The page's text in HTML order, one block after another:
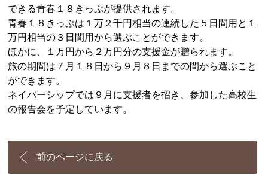
できる青春１８きっぷが提供されます。
青春１８きっぷは１万２千円相当の連続した５日間用と１
万円相当の３日間用から選ぶことができます。
ほかに、１万円から２万円分の支援金が贈られます。
旅の期間は７月１８日から９月８日までの間から選ぶこと
ができます。
ネイバーシップでは９月に支援者を招き、参加した高校生
の報告会を予定しています。
前のページに戻る